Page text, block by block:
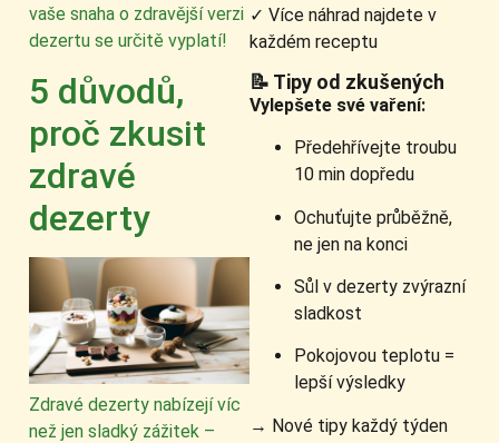
vaše snaha o zdravější verzi
dezertu se určitě vyplatí!
5 důvodů,
proč zkusit
zdravé
dezerty
Zdravé dezerty nabízejí víc
než jen sladký zážitek –
✓ Více náhrad najdete v
každém receptu
📝 Tipy od zkušených
Vylepšete své vaření:
Předehřívejte troubu
10 min dopředu
Ochuťujte průběžně,
ne jen na konci
Sůl v dezerty zvýrazní
sladkost
Pokojovou teplotu =
lepší výsledky
→ Nové tipy každý týden